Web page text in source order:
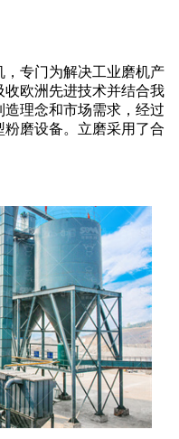
专门为解决工业磨机产
欧洲先进技术并结合我
理念和市场需求，经过
磨设备。立磨采用了合